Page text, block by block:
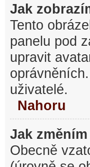
Jak
Tento
panelu pod
upravit
uživatelé.
Nahoru
Jak
Obecně